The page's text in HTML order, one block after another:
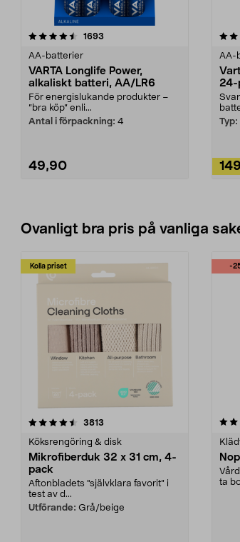
1693
AA-batterier
VARTA Longlife Power,
alkaliskt batteri, AA/LR6
För energislukande produkter –
”bra köp” enli...
Antal i förpackning: 4
49,90
4.5av 5 stjärnor
AA-
24-
Typ:
Ovanligt bra pris på vanliga
Kolla priset
3813
Köksrengöring & disk
Mikrofiberduk 32 x 31 cm, 4-
pack
Aftonbladets "självklara favorit” i
test av d...
Utförande: Grå/beige
-
4.0av 5 stjärnor
ta